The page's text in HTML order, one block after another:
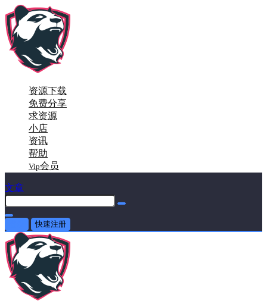
资源下载
免费分享
求资源
小店
资讯
帮助
Vip会员
文章
快速注册